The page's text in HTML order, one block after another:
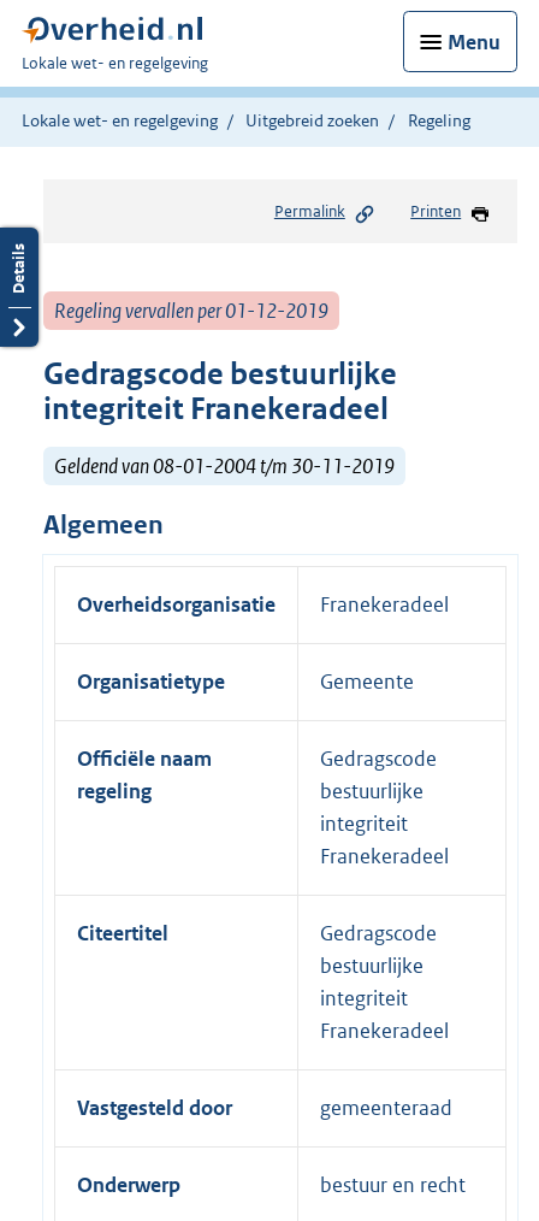
Menu
U
bent
hier:
Lokale wet- en regelgeving
Lokale wet- en regelgeving Uitgebreid zoeken Regeling
Permalink Printen
Regeling vervallen per 01-12-2019
Gedragscode bestuurlijke
integriteit Franekeradeel
Geldend van 08-01-2004 t/m 30-11-2019
Algemeen
Overheidsorganisatie Franekeradeel
Organisatietype Gemeente
Officiële naam
regeling
Gedragscode
bestuurlijke
integriteit
Franekeradeel
Citeertitel
Gedragscode
bestuurlijke
integriteit
Franekeradeel
Vastgesteld door gemeenteraad
Onderwerp bestuur en recht